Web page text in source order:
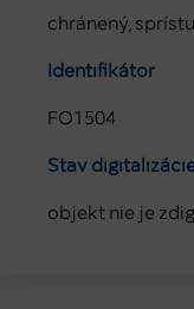
chránený,
Identifikátor
FO1504
Stav
objekt nie je